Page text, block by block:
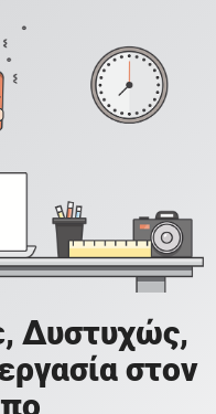
Δυστυχώς,
στον